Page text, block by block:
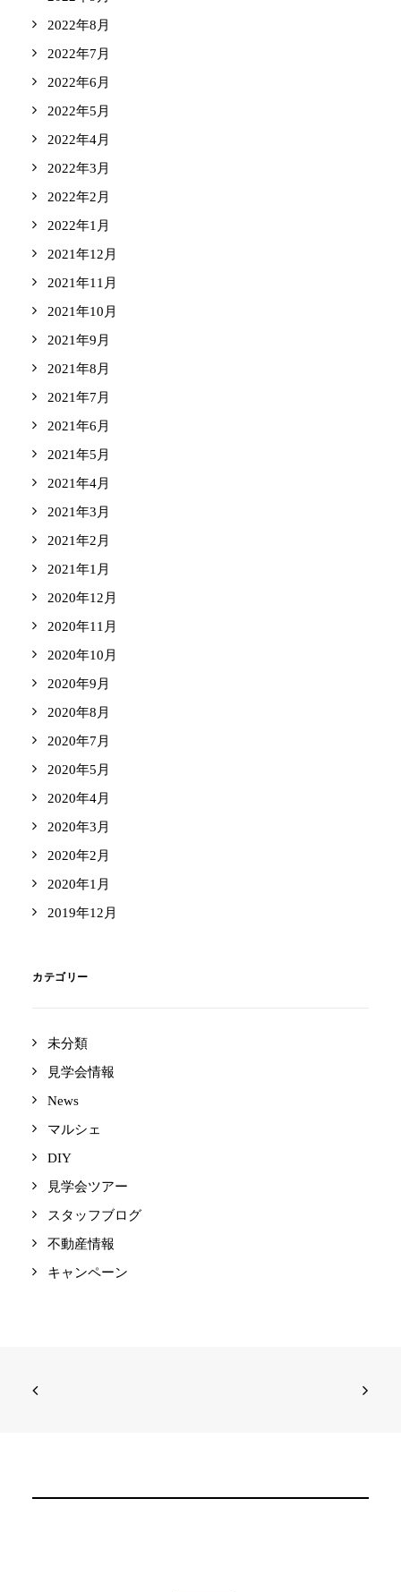
2022年8月
2022年7月
2022年6月
2022年5月
2022年4月
2022年3月
2022年2月
2022年1月
2021年12月
2021年11月
2021年10月
2021年9月
2021年8月
2021年7月
2021年6月
2021年5月
2021年4月
2021年3月
2021年2月
2021年1月
2020年12月
2020年11月
2020年10月
2020年9月
2020年8月
2020年7月
2020年5月
2020年4月
2020年3月
2020年2月
2020年1月
2019年12月
カテゴリー
未分類
見学会情報
News
マルシェ
DIY
見学会ツアー
スタッフブログ
不動産情報
キャンペーン